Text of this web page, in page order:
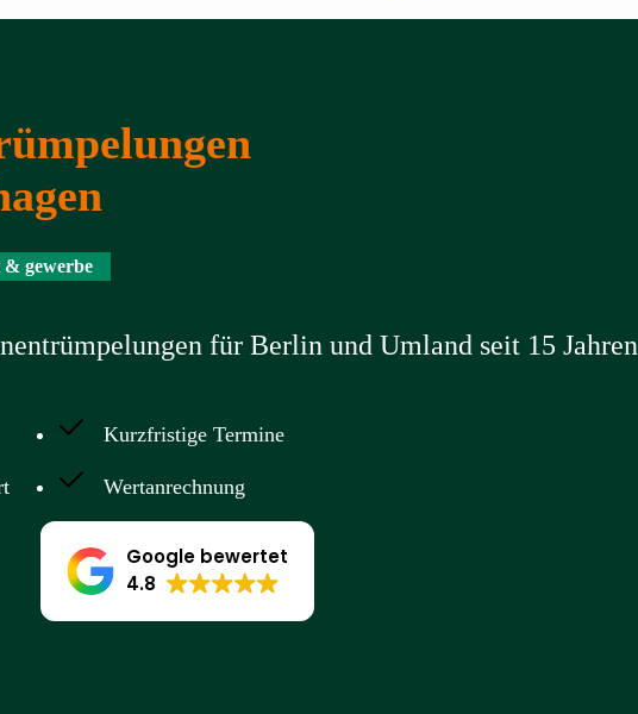
gewerbe
für Berlin und Umland seit 15 Jahren
Kurzfristige Termine
Wertanrechnung
Google bewertet
4.8